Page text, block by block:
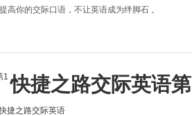
高你的交际口语，不让英语成为绊脚石 。
city?
快捷之路交际英语
捷之路交际英语